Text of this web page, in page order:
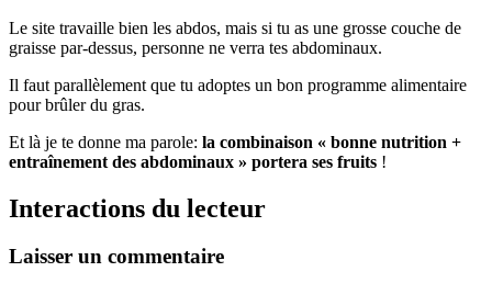
Le site travaille bien les abdos, mais si tu as une grosse couche de
graisse par-dessus, personne ne verra tes abdominaux.
Il faut parallèlement que tu adoptes un bon programme alimentaire
pour brûler du gras.
Et là je te donne ma parole: la combinaison « bonne nutrition +
entraînement des abdominaux » portera ses fruits !
Interactions du lecteur
Laisser un commentaire